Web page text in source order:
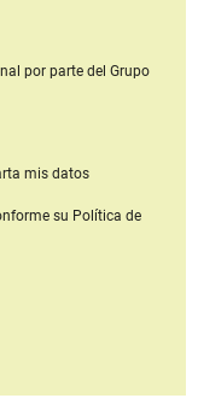
por parte del Grupo
mis datos
su Política de